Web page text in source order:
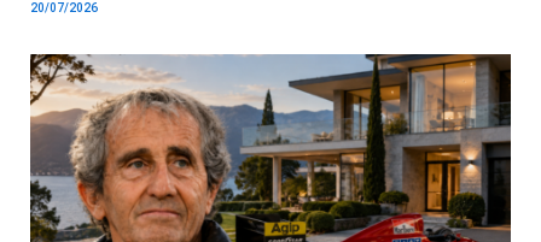
20/07/2026